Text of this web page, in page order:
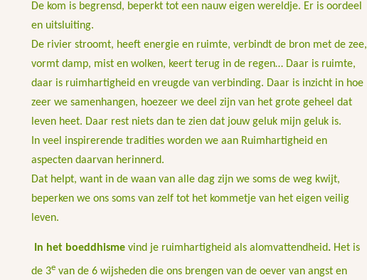
De kom is begrensd, beperkt tot een nauw eigen wereldje. Er is oordeel
en uitsluiting.
De rivier stroomt, heeft energie en ruimte, verbindt de bron met de zee,
vormt damp, mist en wolken, keert terug in de regen… Daar is ruimte,
daar is ruimhartigheid en vreugde van verbinding. Daar is inzicht in hoe
zeer we samenhangen, hoezeer we deel zijn van het grote geheel dat
leven heet. Daar rest niets dan te zien dat jouw geluk mijn geluk is.
In veel inspirerende tradities worden we aan Ruimhartigheid en
aspecten daarvan herinnerd.
Dat helpt, want in de waan van alle dag zijn we soms de weg kwijt,
beperken we ons soms van zelf tot het kommetje van het eigen veilig
leven.
In het boeddhisme vind je ruimhartigheid als alomvattendheid. Het is
de 3e van de 6 wijsheden die ons brengen van de oever van angst en